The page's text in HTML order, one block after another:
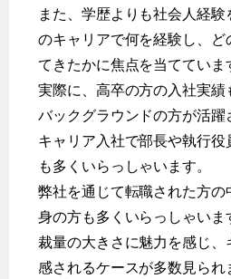
また、学歴よりも社会人経
のキャリアで何を経験し、
てきたかに焦点を当てていま
実際に、高卒の方の入社実
バックグラウンドの方が活躍
キャリア入社で部長や執行
も多くいらっしゃいます。
弊社を通じて転職された方の
身の方も多くいらっしゃい
裁量の大きさに魅力を感じ
感されるケースが多数見られ